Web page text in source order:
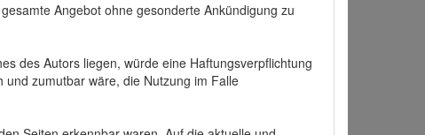
Angebot ohne gesonderte Ankündigung zu
des Autors liegen, würde eine Haftungsverpflichtung
zumutbar wäre, die Nutzung im Falle